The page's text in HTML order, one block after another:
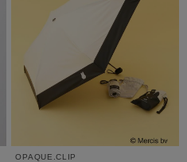
OPAQUE.CLIP